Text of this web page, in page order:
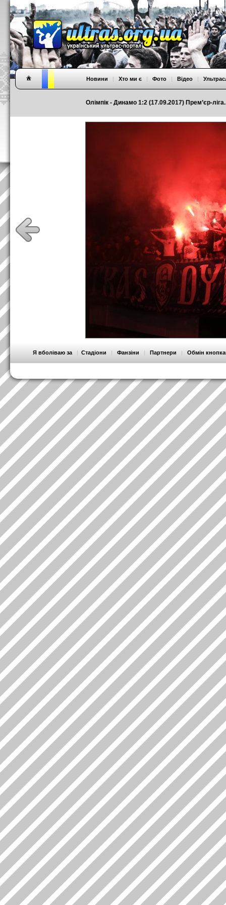
Олімпік - Динамо 1:2 (17.09.2017) Прем’єр-
Новини | Хто ми є | Фото | Відео |
Я вболіваю за | Стадіони | Фанзіни | Партнери | Обмін